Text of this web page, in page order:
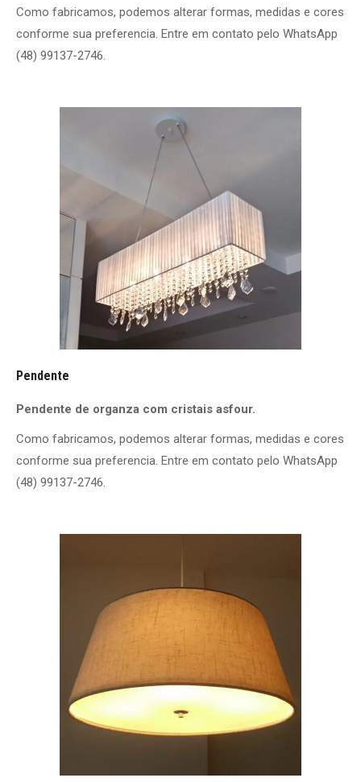
Como fabricamos, podemos alterar formas, medidas e cores
conforme sua preferencia. Entre em contato pelo WhatsApp
(48) 99137-2746.
Pendente
Pendente de organza com cristais asfour.
Como fabricamos, podemos alterar formas, medidas e cores
conforme sua preferencia. Entre em contato pelo WhatsApp
(48) 99137-2746.